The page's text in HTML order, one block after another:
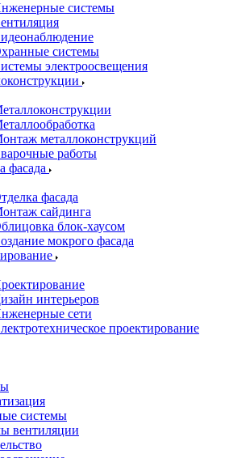
системы
системы
электроосвещения
металлоконструкций
работы
фасада
фасада
сайдинга
блок-хаусом
мокрого фасада
интерьеров
сети
проектирование
системы
вентиляции